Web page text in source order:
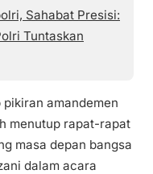
Sahabat Presisi:
Tuntaskan
amandemen
menutup rapat-rapat
masa depan bangsa
dalam acara